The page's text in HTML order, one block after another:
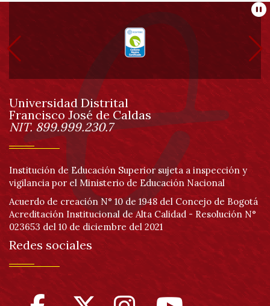
Información
pie
de
página
Información
Universidad Distrital
Francisco José de Caldas
NIT. 899.999.230.7
Institución de Educación Superior sujeta a inspección y
vigilancia por el Ministerio de Educación Nacional
Acuerdo de creación N° 10 de 1948 del Concejo de Bogotá
Acreditación Institucional de Alta Calidad - Resolución N°
023653 del 10 de diciembre del 2021
Redes sociales